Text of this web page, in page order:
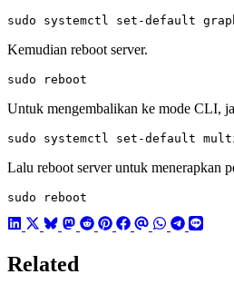
sudo systemctl set-default
Kemudian reboot server.
sudo reboot
Untuk mengembalikan ke mode CLI,
sudo systemctl set-default
Lalu reboot server untuk menerapkan
sudo reboot
Related